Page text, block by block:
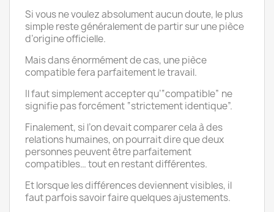
Si vous ne voulez absolument aucun doute, le plus
simple reste généralement de partir sur une pièce
d’origine officielle.
Mais dans énormément de cas, une pièce
compatible fera parfaitement le travail.
Il faut simplement accepter qu’“compatible” ne
signifie pas forcément “strictement identique”.
Finalement, si l’on devait comparer cela à des
relations humaines, on pourrait dire que deux
personnes peuvent être parfaitement
compatibles… tout en restant différentes.
Et lorsque les différences deviennent visibles, il
faut parfois savoir faire quelques ajustements.